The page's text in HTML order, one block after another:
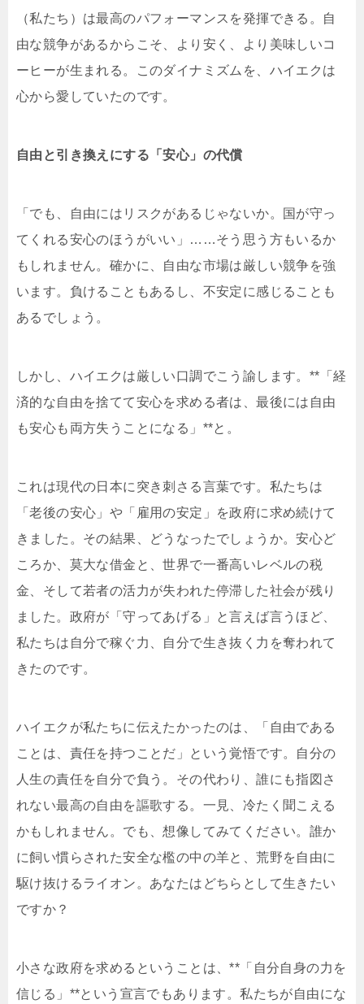
（私たち）は最高のパフォーマンスを発揮できる。自
由な競争があるからこそ、より安く、より美味しいコ
ーヒーが生まれる。このダイナミズムを、ハイエクは
心から愛していたのです。
自由と引き換えにする「安心」の代償
「でも、自由にはリスクがあるじゃないか。国が守っ
てくれる安心のほうがいい」……そう思う方もいるか
もしれません。確かに、自由な市場は厳しい競争を強
います。負けることもあるし、不安定に感じることも
あるでしょう。
しかし、ハイエクは厳しい口調でこう諭します。**「経
済的な自由を捨てて安心を求める者は、最後には自由
も安心も両方失うことになる」**と。
これは現代の日本に突き刺さる言葉です。私たちは
「老後の安心」や「雇用の安定」を政府に求め続けて
きました。その結果、どうなったでしょうか。安心ど
ころか、莫大な借金と、世界で一番高いレベルの税
金、そして若者の活力が失われた停滞した社会が残り
ました。政府が「守ってあげる」と言えば言うほど、
私たちは自分で稼ぐ力、自分で生き抜く力を奪われて
きたのです。
ハイエクが私たちに伝えたかったのは、「自由である
ことは、責任を持つことだ」という覚悟です。自分の
人生の責任を自分で負う。その代わり、誰にも指図さ
れない最高の自由を謳歌する。一見、冷たく聞こえる
かもしれません。でも、想像してみてください。誰か
に飼い慣らされた安全な檻の中の羊と、荒野を自由に
駆け抜けるライオン。あなたはどちらとして生きたい
ですか？
小さな政府を求めるということは、**「自分自身の力を
信じる」**という宣言でもあります。私たちが自由にな